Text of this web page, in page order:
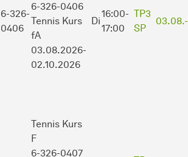
6-326-
0406
6-326-0406
Tennis Kurs
fA
03.08.2026-
02.10.2026
Di
16:00-
17:00
TP3
SP
03.08.-
Tennis Kurs
F
6-326-0407